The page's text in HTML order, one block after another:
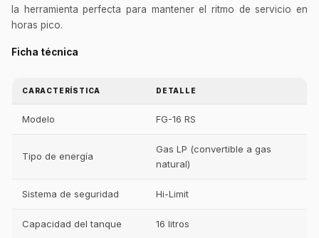
la herramienta perfecta para mantener el ritmo de servicio en
horas pico.
Ficha técnica
CARACTERÍSTICA DETALLE
Modelo FG-16 RS
Tipo de energía
Gas LP (convertible a gas
natural)
Sistema de seguridad Hi-Limit
Capacidad del tanque 16 litros